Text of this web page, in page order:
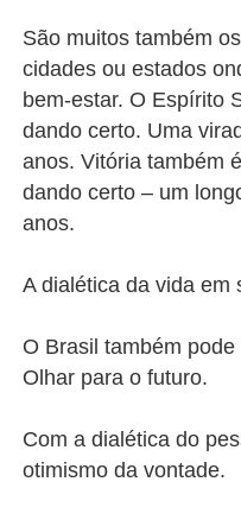
São muitos também
cidades ou estados
bem-estar. O Espírito
dando certo. Uma
anos. Vitória também
dando certo – um
anos.
A dialética da vida em
O Brasil também
Olhar para o futuro.
Com a dialética do
otimismo da vontade.